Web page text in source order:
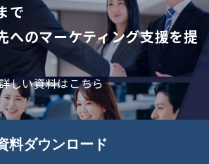
で
へのマーケティング支援を提
しい資料はこちら
料ダウンロード